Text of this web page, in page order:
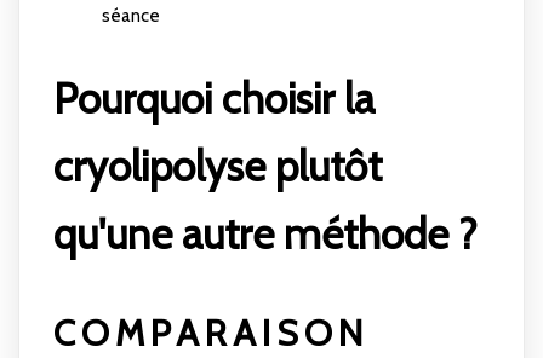
séance
Pourquoi choisir la
cryolipolyse plutôt
qu'une autre méthode ?
COMPARAISON